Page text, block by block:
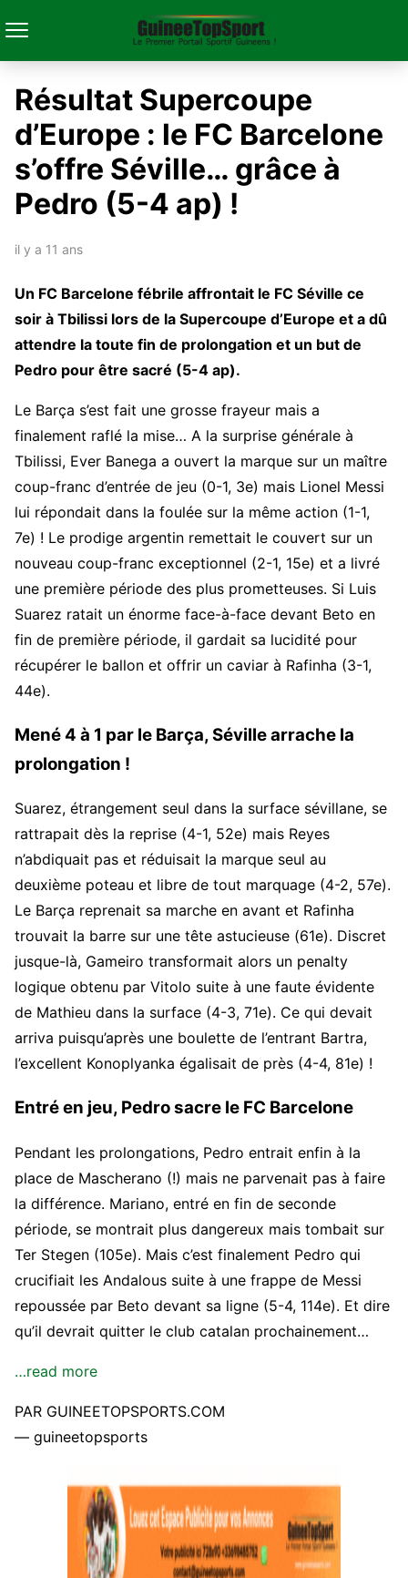
Résultat Supercoupe
d’Europe : le FC Barcelone
s’offre Séville… grâce à
Pedro (5-4 ap) !
il y a 11 ans
Un FC Barcelone fébrile affrontait le FC Séville ce
soir à Tbilissi lors de la Supercoupe d’Europe et a dû
attendre la toute fin de prolongation et un but de
Pedro pour être sacré (5-4 ap).
Le Barça s’est fait une grosse frayeur mais a
finalement raflé la mise… A la surprise générale à
Tbilissi, Ever Banega a ouvert la marque sur un maître
coup-franc d’entrée de jeu (0-1, 3e) mais Lionel Messi
lui répondait dans la foulée sur la même action (1-1,
7e) ! Le prodige argentin remettait le couvert sur un
nouveau coup-franc exceptionnel (2-1, 15e) et a livré
une première période des plus prometteuses. Si Luis
Suarez ratait un énorme face-à-face devant Beto en
fin de première période, il gardait sa lucidité pour
récupérer le ballon et offrir un caviar à Rafinha (3-1,
44e).
Mené 4 à 1 par le Barça, Séville arrache la
prolongation !
Suarez, étrangement seul dans la surface sévillane, se
rattrapait dès la reprise (4-1, 52e) mais Reyes
n’abdiquait pas et réduisait la marque seul au
deuxième poteau et libre de tout marquage (4-2, 57e).
Le Barça reprenait sa marche en avant et Rafinha
trouvait la barre sur une tête astucieuse (61e). Discret
jusque-là, Gameiro transformait alors un penalty
logique obtenu par Vitolo suite à une faute évidente
de Mathieu dans la surface (4-3, 71e). Ce qui devait
arriva puisqu’après une boulette de l’entrant Bartra,
l’excellent Konoplyanka égalisait de près (4-4, 81e) !
Entré en jeu, Pedro sacre le FC Barcelone
Pendant les prolongations, Pedro entrait enfin à la
place de Mascherano (!) mais ne parvenait pas à faire
la différence. Mariano, entré en fin de seconde
période, se montrait plus dangereux mais tombait sur
Ter Stegen (105e). Mais c’est finalement Pedro qui
crucifiait les Andalous suite à une frappe de Messi
repoussée par Beto devant sa ligne (5-4, 114e). Et dire
qu’il devrait quitter le club catalan prochainement…
…read more
PAR GUINEETOPSPORTS.COM
— guineetopsports